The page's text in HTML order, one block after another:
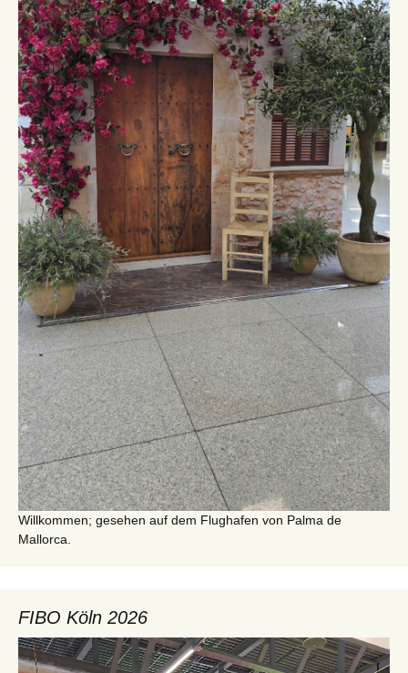
Willkommen; gesehen auf dem Flughafen von Palma de
Mallorca.
FIBO Köln 2026
Video-
Player